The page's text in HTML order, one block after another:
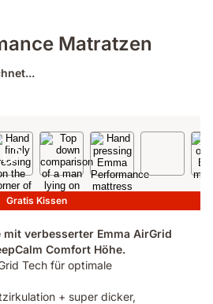
Matratzen
Gratis Kissen
verbesserter Emma AirGrid
Comfort Höhe.
Tech für optimale
+ super dicker,